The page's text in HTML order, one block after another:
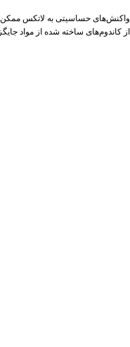
واکنش‌های حساسیتی به لاتکس ممکن
از کاندوم‌های ساخته شده از مواد